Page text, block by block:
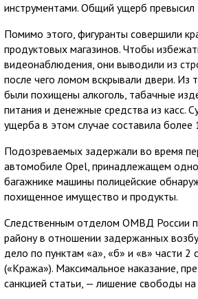
инструментами. Общий ущерб превысил
Помимо этого, фигуранты совершили
продуктовых магазинов. Чтобы
видеонаблюдения, они выводили из
после чего ломом вскрывали двери. Из
были похищены алкоголь, табачные
питания и денежные средства из касс.
ущерба в этом случае составила более
Подозреваемых задержали во время
автомобиле Opel, принадлежащем
багажнике машины полицейские
похищенное имущество и продукты.
Следственным отделом ОМВД России
району в отношении задержанных
дело по пунктам «а», «б» и «в» части
(«Кража»). Максимальное наказание,
санкцией статьи, — лишение свободы